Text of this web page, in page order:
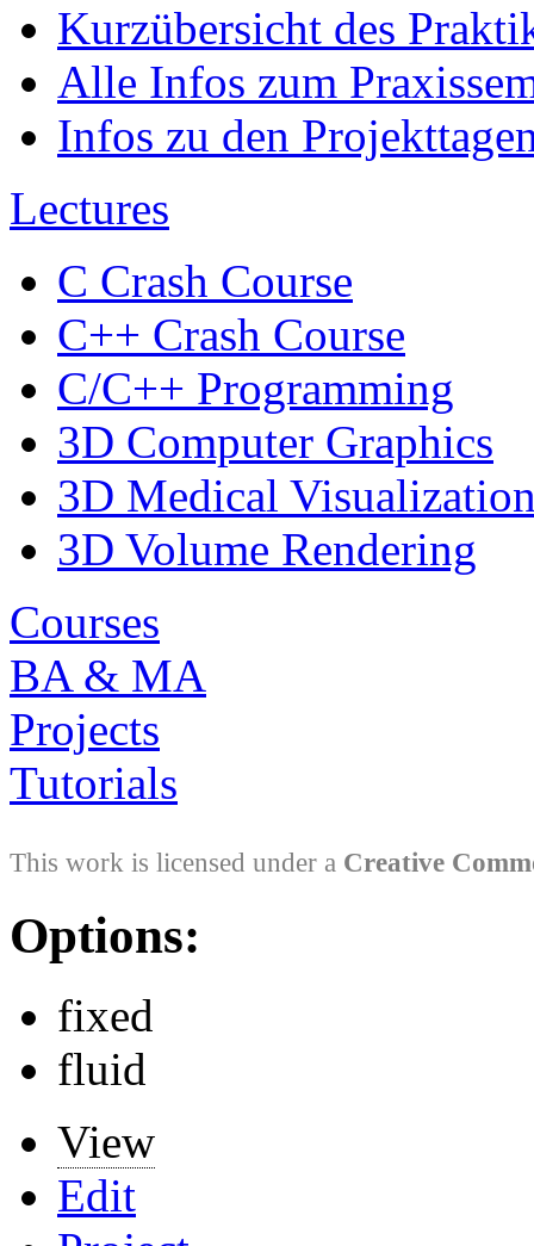
Kurzübersicht des
Alle Infos zum
Infos zu den
Lectures
C Crash Course
C++ Crash Course
C/C++ Programming
3D Computer Graphics
3D Medical
3D Volume Rendering
Courses
BA & MA
Projects
Tutorials
This work is licensed under a Creative
Options:
fixed
fluid
View
Edit